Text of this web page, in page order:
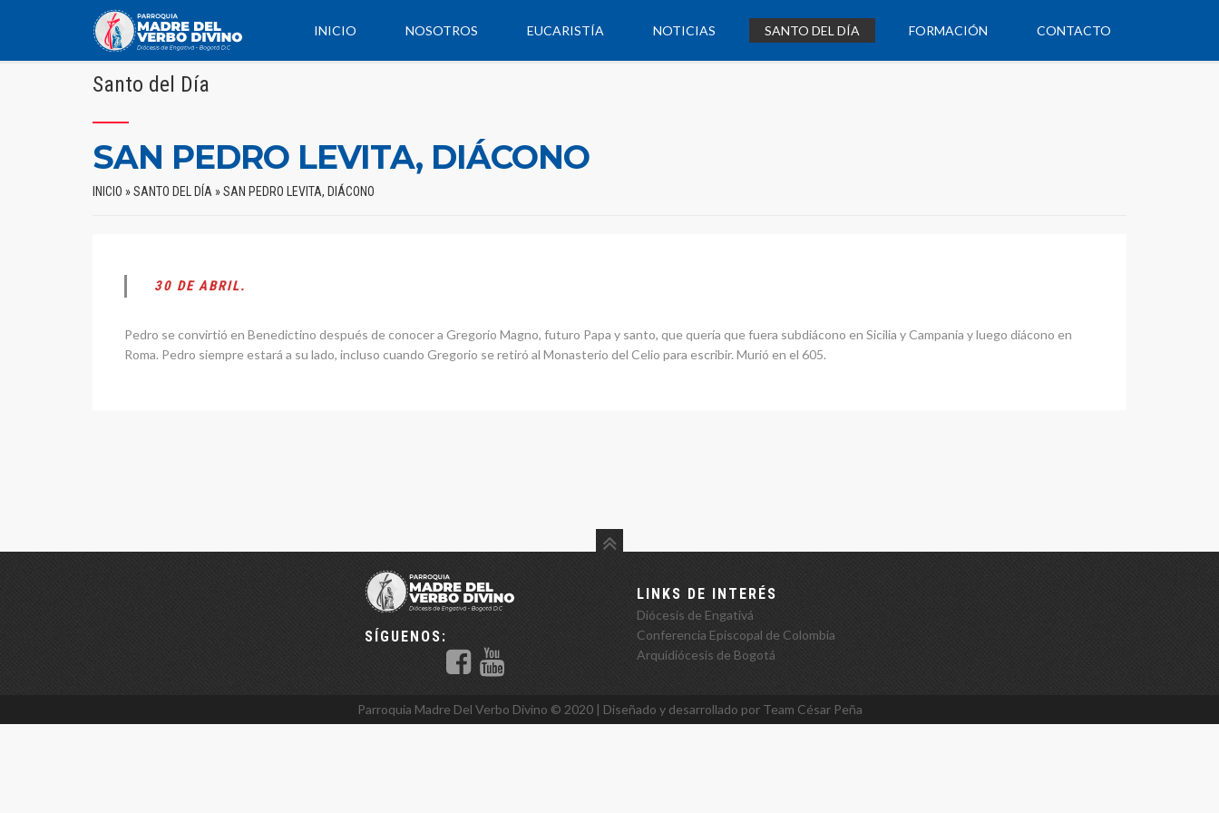
INICIO NOSOTROS EUCARISTÍA NOTICIAS SANTO DEL DÍA FORMACIÓN CONTACTO
Santo del Día
SAN PEDRO LEVITA, DIÁCONO
INICIO »SANTO DEL DÍA »SAN PEDRO LEVITA, DIÁCONO
30 DE ABRIL.
Pedro se convirtió en Benedictino después de conocer a Gregorio Magno, futuro Papa y santo, que quería que fuera subdiácono en Sicilia y Campania y luego diácono en
Roma. Pedro siempre estará a su lado, incluso cuando Gregorio se retiró al Monasterio del Celio para escribir. Murió en el 605.
SÍGUENOS:
LINKS DE INTERÉS
Diócesis de Engativá
Conferencia Episcopal de Colombia
Arquidiócesis de Bogotá
Parroquia Madre Del Verbo Divino ©️ 2020 | Diseñado y desarrollado por Team César Peña